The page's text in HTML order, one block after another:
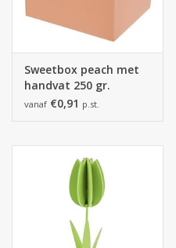
Sweetbox peach met
handvat 250 gr.
vanaf €0,91 p.st.